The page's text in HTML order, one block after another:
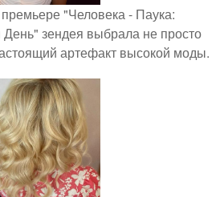
"Человека - Паука:
зендея выбрала не просто
артефакт высокой моды.